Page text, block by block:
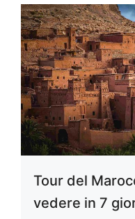
Tour del
vedere in 7